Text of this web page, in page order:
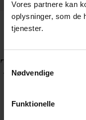
Vores partnere kan
oplysninger, som de
tjenester.
Samtykkevalg
Nødvendige
Funktionelle
Tilbehør